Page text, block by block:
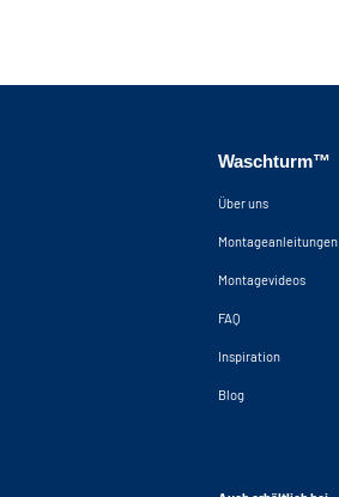
Waschturm™
Über uns
Montageanleitungen
Montagevideos
FAQ
Inspiration
Blog